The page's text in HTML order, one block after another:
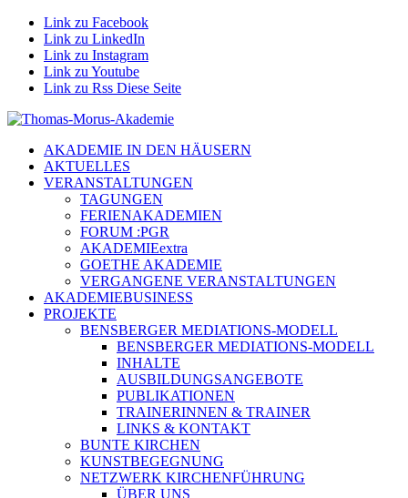
Link zu Facebook
Link zu LinkedIn
Link zu Instagram
Link zu Youtube
Link zu Rss Diese Seite
AKADEMIE IN DEN HÄUSERN
AKTUELLES
VERANSTALTUNGEN
TAGUNGEN
FERIENAKADEMIEN
FORUM :PGR
AKADEMIEextra
GOETHE AKADEMIE
VERGANGENE VERANSTALTUNGEN
AKADEMIEBUSINESS
PROJEKTE
BENSBERGER MEDIATIONS-MODELL
BENSBERGER MEDIATIONS-MODELL
INHALTE
AUSBILDUNGSANGEBOTE
PUBLIKATIONEN
TRAINERINNEN & TRAINER
LINKS & KONTAKT
BUNTE KIRCHEN
KUNSTBEGEGNUNG
NETZWERK KIRCHENFÜHRUNG
ÜBER UNS